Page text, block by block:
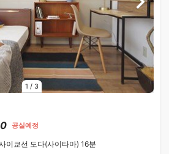
1 / 3
공실예정
이쿄선 도다(사이타마) 16분